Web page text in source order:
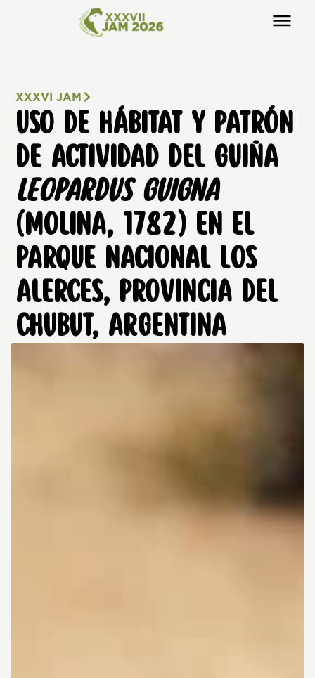
XXXVI JAM
USO DE HÁBITAT Y PATRÓN
DE ACTIVIDAD DEL GUIÑA
LEOPARDUS GUIGNA
(MOLINA, 1782) EN EL
PARQUE NACIONAL LOS
ALERCES, PROVINCIA DEL
CHUBUT, ARGENTINA